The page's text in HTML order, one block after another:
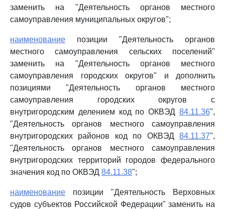
заменить на "Деятельность органов местного
самоуправления муниципальных округов";
наименование позиции "Деятельность органов
местного самоуправления сельских поселений"
заменить на "Деятельность органов местного
самоуправления городских округов" и дополнить
позициями "Деятельность органов местного
самоуправления городских округов с
внутригородским делением код по ОКВЭД 84.11.36",
"Деятельность органов местного самоуправления
внутригородских районов код по ОКВЭД 84.11.37",
"Деятельность органов местного самоуправления
внутригородских территорий городов федерального
значения код по ОКВЭД 84.11.38";
наименование позиции "Деятельность Верховных
судов субъектов Российской Федерации" заменить на